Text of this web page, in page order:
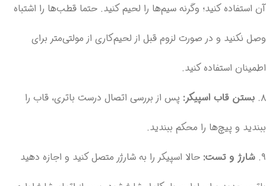
آن استفاده کنید؛ وگرنه سیم‌ها را لحیم کنید. حتما قطب‌ها را اشتباه
وصل نکنید و در صورت لزوم قبل از لحیم‌کاری از مولتی‌متر برای
اطمینان استفاده کنید.
۸. بستن قاب اسپیکر: پس از بررسی اتصال درست باتری، قاب را
ببندید و پیچ‌ها را محکم ببندید.
۹. شارژ و تست: حالا اسپیکر را به شارژر متصل کنید و اجازه دهید